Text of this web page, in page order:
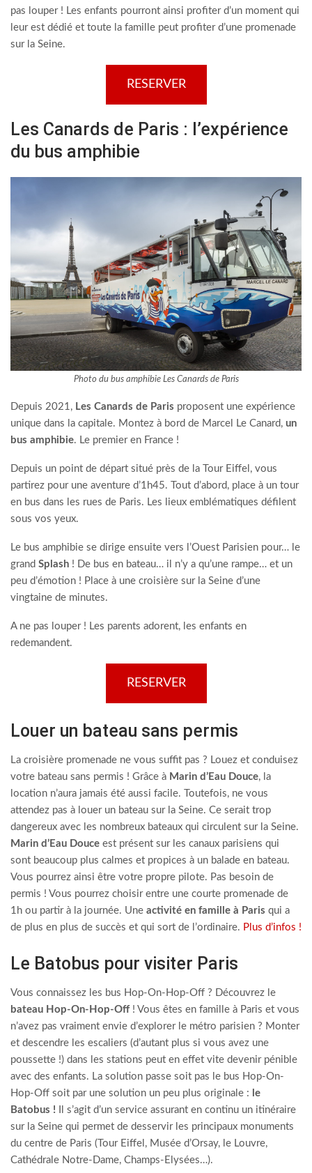
pas louper ! Les enfants pourront ainsi profiter d’un moment qui
leur est dédié et toute la famille peut profiter d’une promenade
sur la Seine.
RESERVER
Les Canards de Paris : l’expérience
du bus amphibie
Photo du bus amphibie Les Canards de Paris
Depuis 2021, Les Canards de Paris proposent une expérience
unique dans la capitale. Montez à bord de Marcel Le Canard, un
bus amphibie. Le premier en France !
Depuis un point de départ situé près de la Tour Eiffel, vous
partirez pour une aventure d’1h45. Tout d’abord, place à un tour
en bus dans les rues de Paris. Les lieux emblématiques défilent
sous vos yeux.
Le bus amphibie se dirige ensuite vers l’Ouest Parisien pour… le
grand Splash ! De bus en bateau… il n’y a qu’une rampe… et un
peu d’émotion ! Place à une croisière sur la Seine d’une
vingtaine de minutes.
A ne pas louper ! Les parents adorent, les enfants en
redemandent.
RESERVER
Louer un bateau sans permis
La croisière promenade ne vous suffit pas ? Louez et conduisez
votre bateau sans permis ! Grâce à Marin d’Eau Douce, la
location n’aura jamais été aussi facile. Toutefois, ne vous
attendez pas à louer un bateau sur la Seine. Ce serait trop
dangereux avec les nombreux bateaux qui circulent sur la Seine.
Marin d’Eau Douce est présent sur les canaux parisiens qui
sont beaucoup plus calmes et propices à un balade en bateau.
Vous pourrez ainsi être votre propre pilote. Pas besoin de
permis ! Vous pourrez choisir entre une courte promenade de
1h ou partir à la journée. Une activité en famille à Paris qui a
de plus en plus de succès et qui sort de l’ordinaire. Plus d’infos !
Le Batobus pour visiter Paris
Vous connaissez les bus Hop-On-Hop-Off ? Découvrez le
bateau Hop-On-Hop-Off ! Vous êtes en famille à Paris et vous
n’avez pas vraiment envie d’explorer le métro parisien ? Monter
et descendre les escaliers (d’autant plus si vous avez une
poussette !) dans les stations peut en effet vite devenir pénible
avec des enfants. La solution passe soit pas le bus Hop-On-
Hop-Off soit par une solution un peu plus originale : le
Batobus ! Il s’agit d’un service assurant en continu un itinéraire
sur la Seine qui permet de desservir les principaux monuments
du centre de Paris (Tour Eiffel, Musée d’Orsay, le Louvre,
Cathédrale Notre-Dame, Champs-Elysées…).